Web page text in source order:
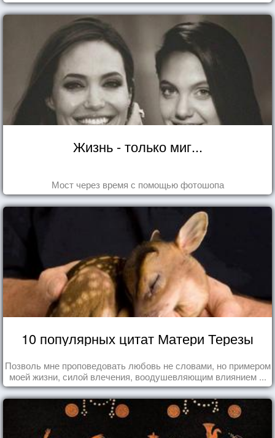
Жизнь - только миг...
Мост через время с помощью фотошопа
10 популярных цитат Матери Терезы
Позволь мне проповедовать любовь не словами, но примером
моей жизни, силой влечения, воодушевляющим влиянием ...